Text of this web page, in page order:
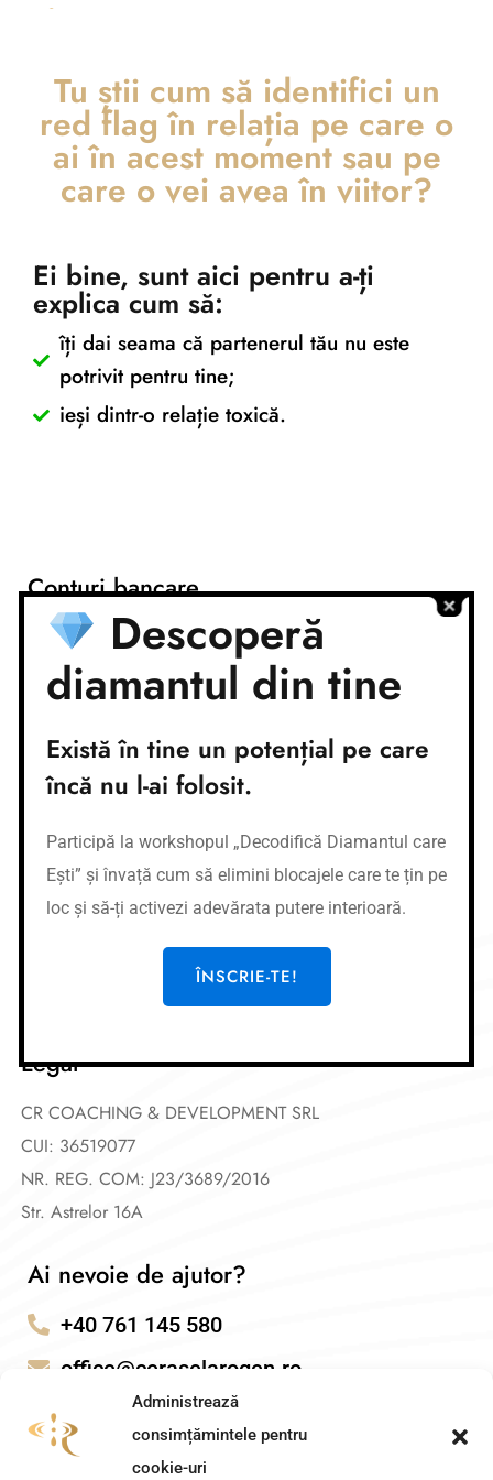
Administrează
consimțămintele pentru
cookie-uri
Exercitiu Gratuit – Tu
știi cum să identifici
pe care o ai?￼
Home /
Exercitiu Gratuit – Tu știi cum să identifici un red flag
în relația pe care o ai?￼
Tu știi cum să identifici un
red flag în relația pe care o
ai în acest moment sau pe
care o vei avea în viitor?
Ei bine, sunt aici pentru a-ți
explica cum să:
îți dai seama că partenerul tău nu este
potrivit pentru tine;
ieși dintr-o relație toxică.
Conturi bancare
Nume cont:CR Coaching&Development
Nume banca:
Banca Transilvania
IBAN:RO37BTRLEURCRT0362684001
Nume banca:Banca Transilvania
IBAN:RO87BTRLRONCRT0362684001
Cursuri
Meditații
Gura de oxigen privată
Legal
CR COACHING & DEVELOPMENT SRL
CUI: 36519077
NR. REG. COM: J23/3689/2016
Str. Astrelor 16A
Ai nevoie de ajutor?
+40 761 145 580
office@ceraselarogen.ro
Descoperă
diamantul din tine
Există în tine un potențial pe care
încă nu l-ai folosit.
Participă la workshopul „Decodifică Diamantul care
Ești” și învață cum să elimini blocajele care te țin pe
loc și să-ți activezi adevărata putere interioară.
ÎNSCRIE-TE!